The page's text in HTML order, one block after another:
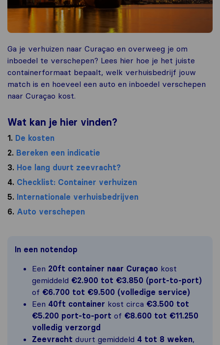
Ga je verhuizen naar Curaçao en overweeg je om
inboedel te verschepen? Lees hier hoe je het juiste
containerformaat bepaalt, welk verhuisbedrijf jouw
match is en hoeveel een auto en inboedel verschepen
naar Curaçao kost.
Wat kan je hier vinden?
1. De kosten
2. Bereken een indicatie
3. Hoe lang duurt zeevracht?
4. Checklist: Container verhuizen
5. Internationale verhuisbedrijven
6. Auto verschepen
In een notendop
Een 20ft container naar Curaçao kost
gemiddeld €2.900 tot €3.850 (port-to-port)
of €6.700 tot €9.500 (volledige service)
Een 40ft container kost circa €3.500 tot
€5.200 port-to-port of €8.600 tot €11.250
volledig verzorgd
Zeevracht duurt gemiddeld 4 tot 8 weken,